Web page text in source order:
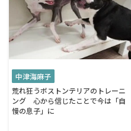
中津海麻子
荒れ狂うボストンテリアのトレーニ
ング 心から信じたことで今は「自
慢の息子」に